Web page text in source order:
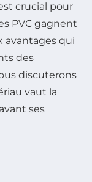
crucial pour
PVC gagnent
avantages qui
des
discuterons
vaut la
ses